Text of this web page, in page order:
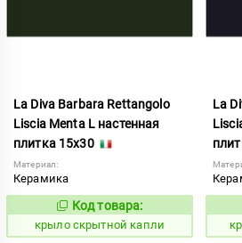
La Diva Barbara Rettangolo
Liscia Menta L настенная
плитка 15x30
Материал:
Керамика
839412
Код товара:
крыло скрытной капли
La